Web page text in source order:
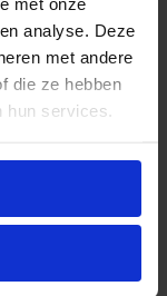
analyse. Deze
met andere
die ze hebben
hun services.
circa 40.000
bij
voor minder
toepassingen